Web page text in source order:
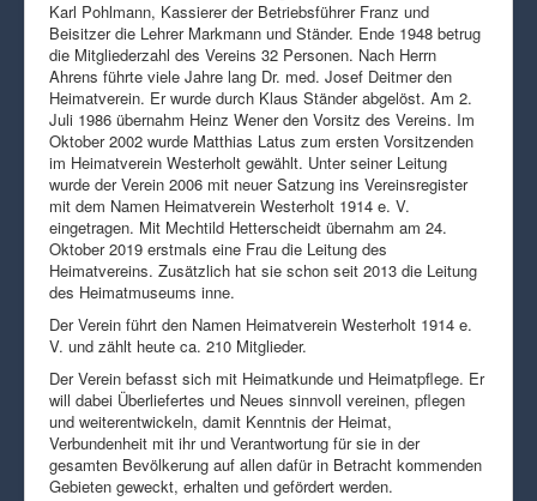
Karl Pohlmann, Kassierer der Betriebsführer Franz und
Beisitzer die Lehrer Markmann und Ständer. Ende 1948 betrug
die Mitgliederzahl des Vereins 32 Personen. Nach Herrn
Ahrens führte viele Jahre lang Dr. med. Josef Deitmer den
Heimatverein. Er wurde durch Klaus Ständer abgelöst. Am 2.
Juli 1986 übernahm Heinz Wener den Vorsitz des Vereins. Im
Oktober 2002 wurde Matthias Latus zum ersten Vorsitzenden
im Heimatverein Westerholt gewählt. Unter seiner Leitung
wurde der Verein 2006 mit neuer Satzung ins Vereinsregister
mit dem Namen Heimatverein Westerholt 1914 e. V.
eingetragen. Mit Mechtild Hetterscheidt übernahm am 24.
Oktober 2019 erstmals eine Frau die Leitung des
Heimatvereins. Zusätzlich hat sie schon seit 2013 die Leitung
des Heimatmuseums inne.
Der Verein führt den Namen Heimatverein Westerholt 1914 e.
V. und zählt heute ca. 210 Mitglieder.
Der Verein befasst sich mit Heimatkunde und Heimatpflege. Er
will dabei Überliefertes und Neues sinnvoll vereinen, pflegen
und weiterentwickeln, damit Kenntnis der Heimat,
Verbundenheit mit ihr und Verantwortung für sie in der
gesamten Bevölkerung auf allen dafür in Betracht kommenden
Gebieten geweckt, erhalten und gefördert werden.